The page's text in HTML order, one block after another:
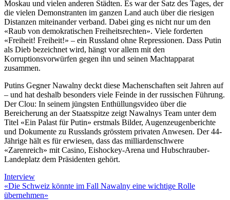
Moskau und vielen anderen Städten. Es war der Satz des Tages, der
die vielen Demonstranten im ganzen Land auch über die riesigen
Distanzen miteinander verband. Dabei ging es nicht nur um den
«Raub von demokratischen Freiheitsrechten». Viele forderten
«Freiheit! Freiheit!» – ein Russland ohne Repressionen. Dass Putin
als Dieb bezeichnet wird, hängt vor allem mit den
Korruptionsvorwürfen gegen ihn und seinen Machtapparat
zusammen.
Putins Gegner Nawalny deckt diese Machenschaften seit Jahren auf
– und hat deshalb besonders viele Feinde in der russischen Führung.
Der Clou: In seinem jüngsten Enthüllungsvideo über die
Bereicherung an der Staatsspitze zeigt Nawalnys Team unter dem
Titel «Ein Palast für Putin» erstmals Bilder, Augenzeugenberichte
und Dokumente zu Russlands grösstem privaten Anwesen. Der 44-
Jährige hält es für erwiesen, dass das milliardenschwere
«Zarenreich» mit Casino, Eishockey-Arena und Hubschrauber-
Landeplatz dem Präsidenten gehört.
Interview
«Die Schweiz könnte im Fall Nawalny eine wichtige Rolle
übernehmen»